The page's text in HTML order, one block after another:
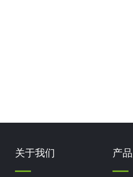
关于我们 产